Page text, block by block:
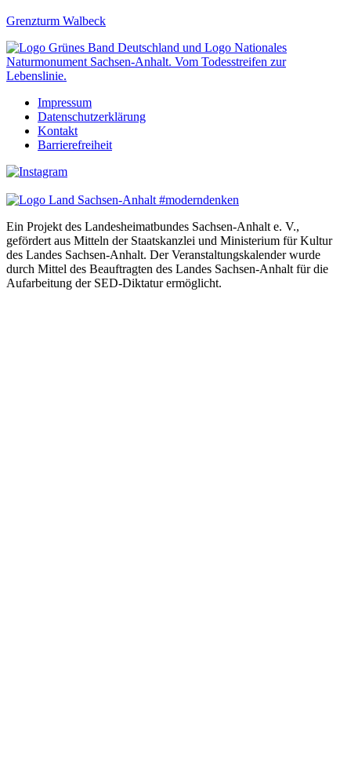
Grenzturm Walbeck
Impressum
Datenschutzerklärung
Kontakt
Barrierefreiheit
Ein Projekt des Landesheimatbundes Sachsen-Anhalt e. V.,
gefördert aus Mitteln der Staatskanzlei und Ministerium für Kultur
des Landes Sachsen-Anhalt. Der Veranstaltungskalender wurde
durch Mittel des Beauftragten des Landes Sachsen-Anhalt für die
Aufarbeitung der SED-Diktatur ermöglicht.